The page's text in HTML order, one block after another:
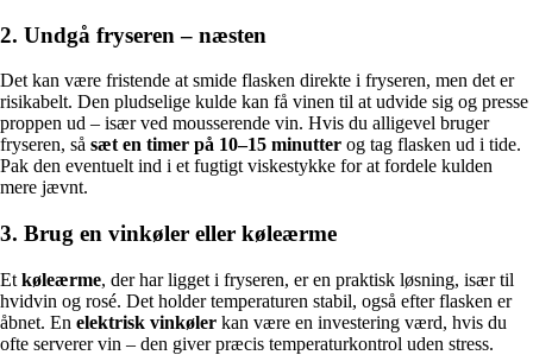
2. Undgå fryseren – næsten
Det kan være fristende at smide flasken direkte i fryseren, men det er
risikabelt. Den pludselige kulde kan få vinen til at udvide sig og presse
proppen ud – især ved mousserende vin. Hvis du alligevel bruger
fryseren, så sæt en timer på 10–15 minutter og tag flasken ud i tide.
Pak den eventuelt ind i et fugtigt viskestykke for at fordele kulden
mere jævnt.
3. Brug en vinkøler eller køleærme
Et køleærme, der har ligget i fryseren, er en praktisk løsning, især til
hvidvin og rosé. Det holder temperaturen stabil, også efter flasken er
åbnet. En elektrisk vinkøler kan være en investering værd, hvis du
ofte serverer vin – den giver præcis temperaturkontrol uden stress.